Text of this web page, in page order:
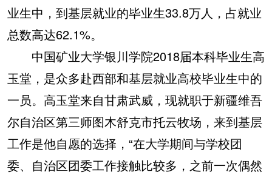
业生中，到基层就业的毕业生33.8万人，占就业
总数高达62.1%。
中国矿业大学银川学院2018届本科毕业生高
玉堂，是众多赴西部和基层就业高校毕业生中的
一员。高玉堂来自甘肃武威，现就职于新疆维吾
尔自治区第三师图木舒克市托云牧场，来到基层
工作是他自愿的选择，“在大学期间与学校团
委、自治区团委工作接触比较多，之前一次偶然